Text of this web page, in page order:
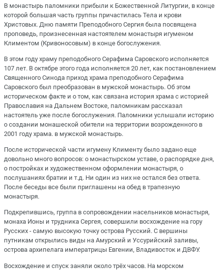
В монастырь паломники прибыли к Божественной Литургии, в конце
которой большая часть группы причастилась Тела и крови
Христовых. Дню памяти Преподобного Сергия была посвящена
проповедь, произнесенная настоятелем монастыря игуменом
Климентом (Кривоносовым) в конце богослужения.
В этом году храму преподобного Серафима Саровского исполняется
107 лет. В октябре этого года исполняется 20 лет, как постановлением
Священного Синода приход храма преподобного Серафима
Саровского был преобразован в мужской монастырь. Об этом
историческом факте и о том, как связана история храма с историей
Православия на Дальнем Востоке, паломникам рассказал
настоятель уже после богослужения. Паломники услышали историю
о создании монашеской обители на территории возрожденного в
2001 году храма. в мужской монастырь.
После исторической части игумену Клименту было задано еще
довольно много вопросов: о монастырском уставе, о распорядке дня,
о постройках и художественном оформлении монастыря, о
послушаниях братии и т.д. Ни один из них не остался без ответа.
После беседы все были приглашены на обед в трапезную
монастыря.
Подкрепившись, группа в сопровождении насельников монастыря,
монаха Ионы и трудника Сергея, совершили восхождение на гору
Русских - самую высокую точку острова Русский. С вершины
путникам открылись виды на Амурский и Уссурийский заливы,
острова архипелага императрицы Евгении, Владивосток и ДВФУ.
Восхождение и спуск заняли около трёх часов. На морском